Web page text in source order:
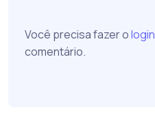
Você precisa fazer ologin
comentário.